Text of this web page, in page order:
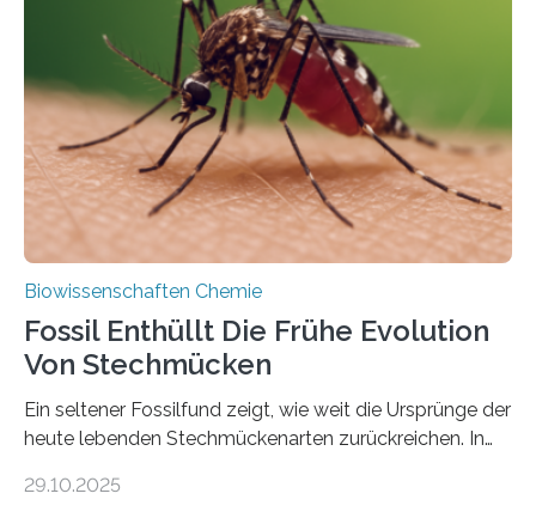
lebten. Unter den Vorfahren sticht eine Gruppe heraus,
die noch heute in der Natur vorkommt: die
Süßwasseralge Coleochaetophyceae. Einige Arten
dieser Gruppe bilden aus Zellfäden dichte Geflechte
mit scheibenförmiger Gestalt. Was auffällig ist: Die
nächsten…
Biowissenschaften Chemie
Fossil Enthüllt Die Frühe Evolution
Von Stechmücken
Ein seltener Fossilfund zeigt, wie weit die Ursprünge der
heute lebenden Stechmückenarten zurückreichen. In
Forschende die bisher älteste bekannte Stechmücken-
29.10.2025